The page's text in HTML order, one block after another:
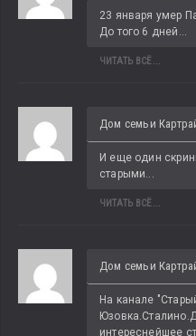
23 января умер
До того 6 дней...
ЧИТАТЬ ВСЁ...
Дом семьи
И еще один
старыми...
ЧИТАТЬ ВСЁ...
Дом семьи
На канале
интереснейшее